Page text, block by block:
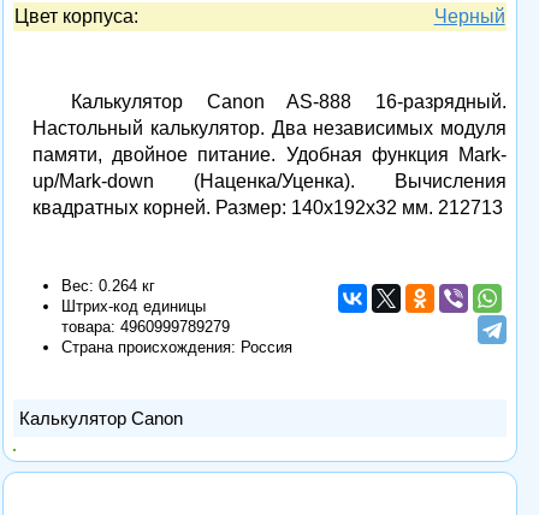
Цвет корпуса:
Черный
Калькулятор Canon AS-888 16-разрядный.
Настольный калькулятор. Два независимых модуля
памяти, двойное питание. Удобная функция Mark-
up/Mark-down (Наценка/Уценка). Вычисления
квадратных корней. Размер: 140х192х32 мм. 212713
Вес: 0.264 кг
Штрих-код единицы
товара: 4960999789279
Страна происхождения: Россия
Калькулятор Canon